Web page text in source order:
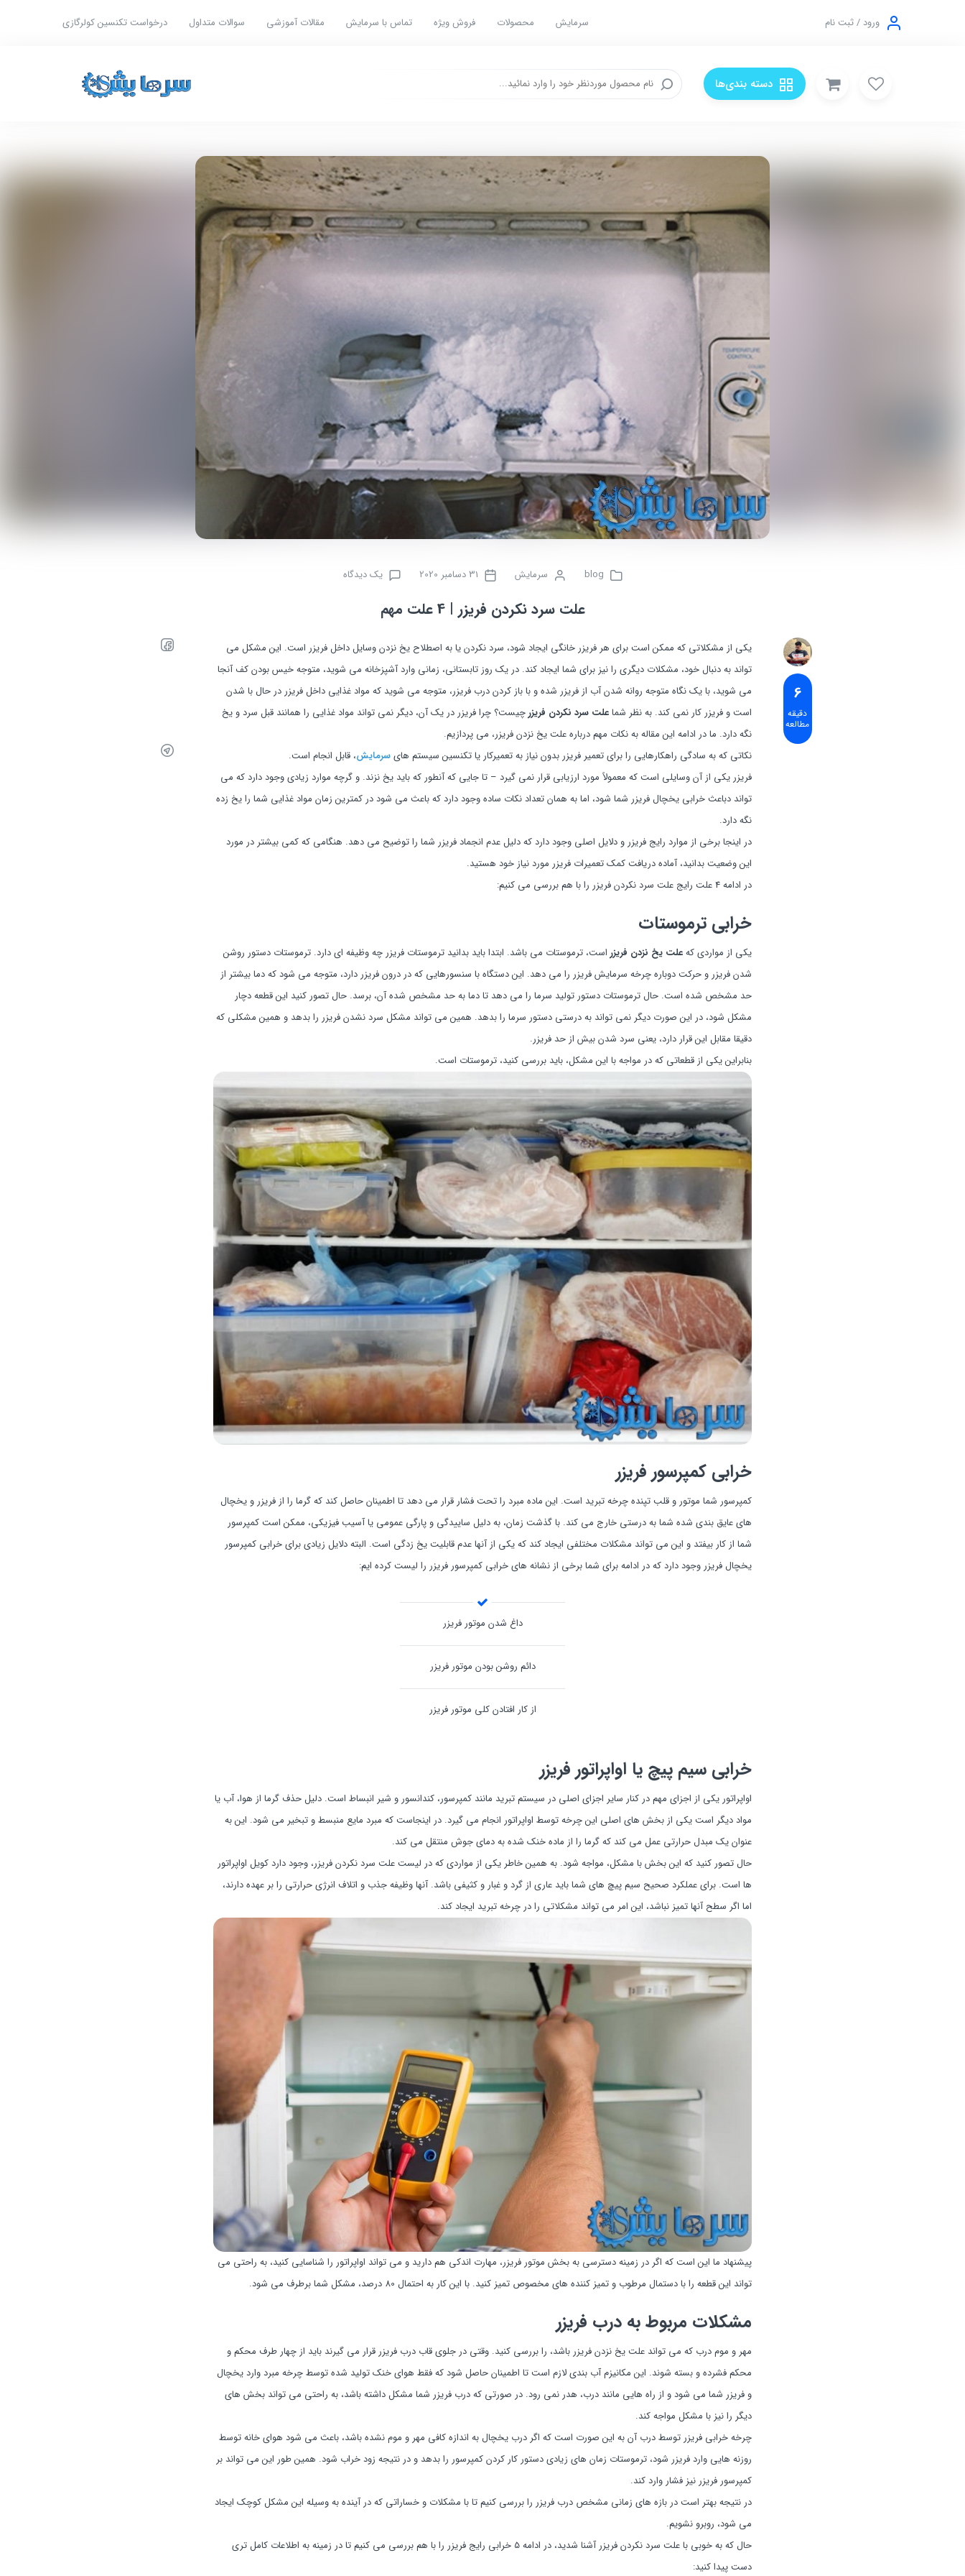
ورود / ثبت نام سرمایش محصولات فروش ویژه تماس با سرمایش مقالات آموزشی سوالات متداول درخواست تکنسین کولرگازی
دسته بندی‌ها
علت سرد نکردن فریزر | 4 علت مهم
blog سرمایش 31 دسامبر 2020 یک دیدگاه
علت سرد نکردن فریزر | 4 علت مهم
یکی از مشکلاتی که ممکن است برای هر فریزر خانگی ایجاد شود، سرد نکردن یا به اصطلاح یخ نزدن وسایل داخل فریزر است. این مشکل می
تواند به دنبال خود، مشکلات دیگری را نیز برای شما ایجاد کند. در یک روز تابستانی، زمانی وارد آشپزخانه می شوید، متوجه خیس بودن کف آنجا
می شوید، با یک نگاه متوجه روانه شدن آب از فریزر شده و با باز کردن درب فریزر، متوجه می شوید که مواد غذایی داخل فریزر در حال با شدن
است و فریزر کار نمی کند. به نظر شماعلت سرد نکردن فریزرچیست؟ چرا فریزر در یک آن، دیگر نمی تواند مواد غذایی را همانند قبل سرد و یخ
نگه دارد. ما در ادامه این مقاله به نکات مهم درباره علت یخ نزدن فریزر، می پردازیم.
نکاتی که به سادگی راهکارهایی را برای تعمیر فریزر بدون نیاز به تعمیرکار یا تکنسین سیستم هایسرمایش، قابل انجام است.
فریزر یکی از آن وسایلی است که معمولاً مورد ارزیابی قرار نمی گیرد – تا جایی که آنطور که باید یخ نزند. و گرچه موارد زیادی وجود دارد که می
تواند دباعث خرابی یخچال فریزر شما شود، اما به همان تعداد نکات ساده وجود دارد که باعث می شود در کمترین زمان مواد غذایی شما را یخ زده
نگه دارد.
در اینجا برخی از موارد رایج فریزر و دلایل اصلی وجود دارد که دلیل عدم انجماد فریزر شما را توضیح می دهد. هنگامی که کمی بیشتر در مورد
این وضعیت بدانید، آماده دریافت کمک تعمیرات فریزر مورد نیاز خود هستید.
در ادامه 4 علت رایج علت سرد نکردن فریزر را با هم بررسی می کنیم:
خرابی ترموستات
یکی از مواردی کهعلت یخ نزدن فریزر است، ترموستات می باشد. ابتدا باید بدانید ترموستات فریزر چه وظیفه ای دارد. ترموستات دستور روشن
شدن فریزر و حرکت دوباره چرخه سرمایش فریزر را می دهد. این دستگاه با سنسورهایی که در درون فریزر دارد، متوجه می شود که دما بیشتر از
حد مشخص شده است. حال ترموستات دستور تولید سرما را می دهد تا دما به حد مشخص شده آن، برسد. حال تصور کنید این قطعه دچار
مشکل شود، در این صورت دیگر نمی تواند به درستی دستور سرما را بدهد. همین می تواند مشکل سرد نشدن فریزر را بدهد و همین مشکلی که
دقیقا مقابل این قرار دارد، یعنی سرد شدن بیش از حد فریزر.
بنابراین یکی از قطعاتی که در مواجه با این مشکل، باید بررسی کنید، ترموستات است.
خرابی کمپرسور فریزر
کمپرسور شما موتور و قلب تپنده چرخه تبرید است. این ماده مبرد را تحت فشار قرار می دهد تا اطمینان حاصل کند که گرما را از فریزر و یخچال
های عایق بندی شده شما به درستی خارج می کند. با گذشت زمان، به دلیل ساییدگی و پارگی عمومی یا آسیب فیزیکی، ممکن است کمپرسور
شما از کار بیفتد و این می تواند مشکلات مختلفی ایجاد کند که یکی از آنها عدم قابلیت یخ زدگی است. البته دلایل زیادی برای خرابی کمپرسور
یخچال فریزر وجود دارد که در ادامه برای شما برخی از نشانه های خرابی کمپرسور فریزر را لیست کرده ایم:
داغ شدن موتور فریزر
دائم روشن بودن موتور فریزر
از کار افتادن کلی موتور فریزر
خرابی سیم پیچ یا اواپراتور فریزر
اواپراتور یکی از اجزای مهم در کنار سایر اجزای اصلی در سیستم تبرید مانند کمپرسور، کندانسور و شیر انبساط است. دلیل حذف گرما از هوا، آب یا
مواد دیگر است یکی از بخش های اصلی این چرخه توسط اواپراتور انجام می گیرد. در اینجاست که مبرد مایع منبسط و تبخیر می شود. این به
عنوان یک مبدل حرارتی عمل می کند که گرما را از ماده خنک شده به دمای جوش منتقل می کند.
حال تصور کنید که این بخش با مشکل، مواجه شود. به همین خاطر یکی از مواردی که در لیست علت سرد نکردن فریزر، وجود دارد کویل اواپراتور
ها است. برای عملکرد صحیح سیم پیچ های شما باید عاری از گرد و غبار و کثیفی باشد. آنها وظیفه جذب و اتلاف انرژی حرارتی را بر عهده دارند،
اما اگر سطح آنها تمیز نباشد، این امر می تواند مشکلاتی را در چرخه تبرید ایجاد کند.
پیشنهاد ما این است که اگر در زمینه دسترسی به بخش موتور فریزر، مهارت اندکی هم دارید و می تواند اواپراتور را شناسایی کنید، به راحتی می
تواند این قطعه را با دستمال مرطوب و تمیز کننده های مخصوص تمیز کنید. با این کار به احتمال 80 درصد، مشکل شما برطرف می شود.
مشکلات مربوط به درب فریزر
مهر و موم درب که می تواند علت یخ نزدن فریزر باشد، را بررسی کنید. وقتی در جلوی قاب درب فریزر قرار می گیرند باید از چهار طرف محکم و
محکم فشرده و بسته شوند. این مکانیزم آب بندی لازم است تا اطمینان حاصل شود که فقط هوای خنک تولید شده توسط چرخه مبرد وارد یخچال
و فریزر شما می شود و از راه هایی مانند درب، هدر نمی رود. در صورتی که درب فریزر شما مشکل داشته باشد، به راحتی می تواند بخش های
دیگر را نیز با مشکل مواجه کند.
چرخه خرابی فریزر توسط درب آن به این صورت است که اگر درب یخچال به اندازه کافی مهر و موم نشده باشد، باعث می شود هوای خانه توسط
روزنه هایی وارد فریزر شود، ترموستات زمان های زیادی دستور کار کردن کمپرسور را بدهد و در نتیجه زود خراب شود. همین طور این می تواند بر
کمپرسور فریزر نیز فشار وارد کند.
در نتیجه بهتر است در بازه های زمانی مشخص درب فریزر را بررسی کنیم تا با مشکلات و خساراتی که در آینده به وسیله این مشکل کوچک ایجاد
می شود، روبرو نشویم.
حال که به خوبی با علت سرد نکردن فریزر آشنا شدید، در ادامه 5 خرابی رایج فریزر را با هم بررسی می کنیم تا در زمینه به اطلاعات کامل تری
دست پیدا کنید:
6
دقیقه
مطالعه